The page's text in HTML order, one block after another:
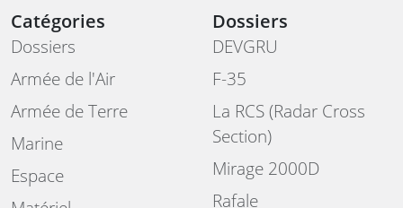
Catégories
Dossiers
Armée de l'Air
Armée de Terre
Marine
Espace
Dossiers
DEVGRU
F-35
La RCS (Radar Cross
Section)
Mirage 2000D
Rafale